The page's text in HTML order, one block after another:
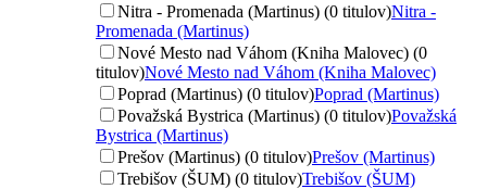
Nitra - Promenada (Martinus) (0 titulov)Nitra -
Promenada (Martinus)
Nové Mesto nad Váhom (Kniha Malovec) (0
titulov)Nové Mesto nad Váhom (Kniha Malovec)
Poprad (Martinus) (0 titulov)Poprad (Martinus)
Považská Bystrica (Martinus) (0 titulov)Považská
Bystrica (Martinus)
Prešov (Martinus) (0 titulov)Prešov (Martinus)
Trebišov (ŠUM) (0 titulov)Trebišov (ŠUM)